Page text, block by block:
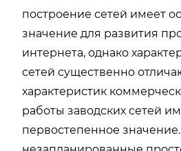
построение сетей имеет
значение для развития
интернета, однако
сетей существенно
характеристик
работы заводских сетей
первостепенное значение.